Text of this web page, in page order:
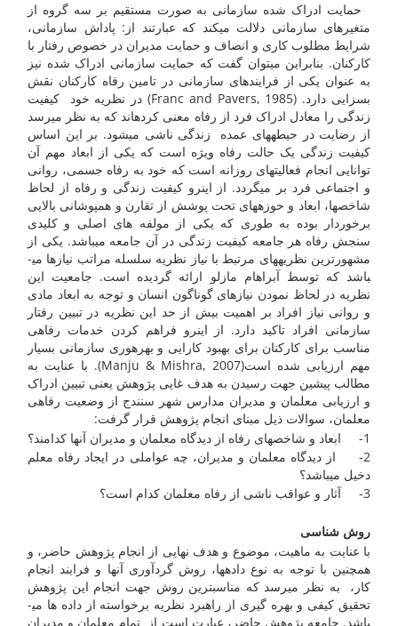
حمایت ادراک شده سازمانی به صورت مستقیم بر سه گروه از
متغیرهای سازمانی دلالت می­کند که عبارتند از: پاداش سازمانی،
شرایط مطلوب کاری و انصاف و حمایت مدیران در خصوص رفتار با
کارکنان. بنابراین می­توان گفت که حمایت سازمانی ادراک شده نیز
به عنوان یکی از فرایندهای سازمانی در تامین رفاه کارکنان نقش
بسزایی دارد. (Franc and Pavers, 1985) در نظریه خود کیفیت
زندگی را معادل ادراک فرد از رفاه معنی کرده­اند که به نظر می­رسد
از رضایت در حیطه­های عمده زندگی ناشی می­شود. بر این اساس
کیفیت زندگی یک حالت رفاه ویژه است که یکی از ابعاد مهم آن
توانایی انجام فعالیت­های روزانه است که خود به رفاه جسمی، روانی
و اجتماعی فرد بر می­گردد. از این­رو کیفیت زندگی و رفاه از لحاظ
شاخص­ها، ابعاد و حوزه­های تحت پوشش از تقارن و همپوشانی بالایی
برخوردار بوده به طوری که یکی از مولفه های اصلی و کلیدی
سنجش رفاه هر جامعه کیفیت زندگی در آن جامعه می­باشد. یکی از
مشهورترین نظریه­های مرتبط با نیاز نظریه سلسله مراتب نیازها می­
باشد که توسط آبراهام مازلو ارائه گردیده است. جامعیت این
نظریه در لحاظ نمودن نیازهای گوناگون انسان و توجه به ابعاد مادی
و روانی نیاز افراد بر اهمیت بیش از حد این نظریه در تبیین رفتار
سازمانی افراد تاکید دارد. از اینرو فراهم کردن خدمات رفاهی
مناسب برای کارکنان برای بهبود کارایی و بهره­وری سازمانی بسیار
مهم ارزیابی شده است(Manju & Mishra, 2007). با عنایت به
مطالب پیشین جهت رسیدن به هدف غایی پژوهش یعنی تبیین ادراک
و ارزیابی معلمان و مدیران مدارس شهر سنندج از وضعیت رفاهی
معلمان، سوالات ذیل مبنای انجام پژوهش قرار گرفت:
1- ابعاد و شاخصهای رفاه از دیدگاه معلمان و مدیران آنها کدامند؟
2- از دیدگاه معلمان و مدیران، چه عواملی در ایجاد رفاه معلم
دخیل می­باشد؟
3- آثار و عواقب ناشی از رفاه معلمان کدام است؟
روش شناسی
با عنایت به ماهیت، موضوع و هدف نهایی از انجام پژوهش حاضر، و
همچنین با توجه به نوع داده­ها، روش گردآوری آنها و فرایند انجام
کار، به نظر می­رسد که مناسبترین روش جهت انجام این پژوهش
تحقیق کیفی و بهره گیری از راهبرد نظریه برخواسته از داده ها می­
باشد. جامعه پژوهش حاضر، عبارت است از تمام معلمان و مدیران